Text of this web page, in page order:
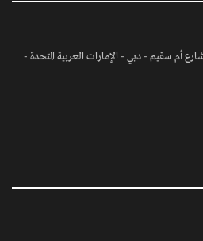
أم سقيم - دبي - الإمارات العربية المتحدة -